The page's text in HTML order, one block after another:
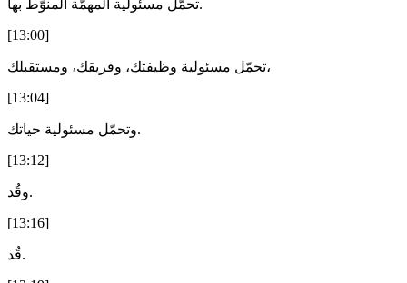
تحمّل مسئولية المهمّة المنوّط بها.
[13:00]
تحمّل مسئولية وظيفتك، وفريقك، ومستقبلك،
[13:04]
وتحمّل مسئولية حياتك.
[13:12]
وقُد.
[13:16]
قُد.